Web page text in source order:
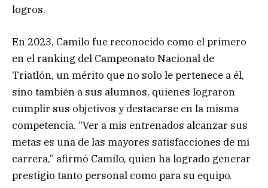
logros.
En 2023, Camilo fue reconocido como el primero
en el ranking del Campeonato Nacional de
Triatlón, un mérito que no solo le pertenece a él,
sino también a sus alumnos, quienes lograron
cumplir sus objetivos y destacarse en la misma
competencia. “Ver a mis entrenados alcanzar sus
metas es una de las mayores satisfacciones de mi
carrera,” afirmó Camilo, quien ha logrado generar
prestigio tanto personal como para su equipo.